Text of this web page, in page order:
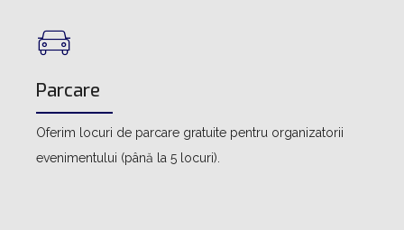
Parcare
Oferim locuri de parcare gratuite pentru organizatorii
evenimentului (până la 5 locuri).